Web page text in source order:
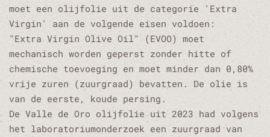
moet een olijfolie uit de categorie 'Extra
Virgin' aan de volgende eisen voldoen:
"Extra Virgin Olive Oil" (EVOO) moet
mechanisch worden geperst zonder hitte of
chemische toevoeging en moet minder dan 0,80%
vrije zuren (zuurgraad) bevatten. De olie is
van de eerste, koude persing.
De Valle de Oro olijfolie uit 2023 had volgens
het laboratoriumonderzoek een zuurgraad van